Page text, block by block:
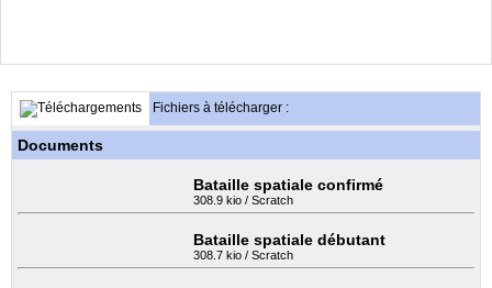
Fichiers à télécharger :
Documents
Bataille spatiale confirmé
308.9 kio / Scratch
Bataille spatiale débutant
308.7 kio / Scratch